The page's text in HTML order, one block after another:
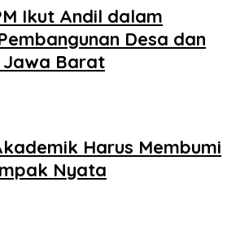
Ikut Andil dalam
Desa dan
Jawa Barat
Harus Membumi
Nyata